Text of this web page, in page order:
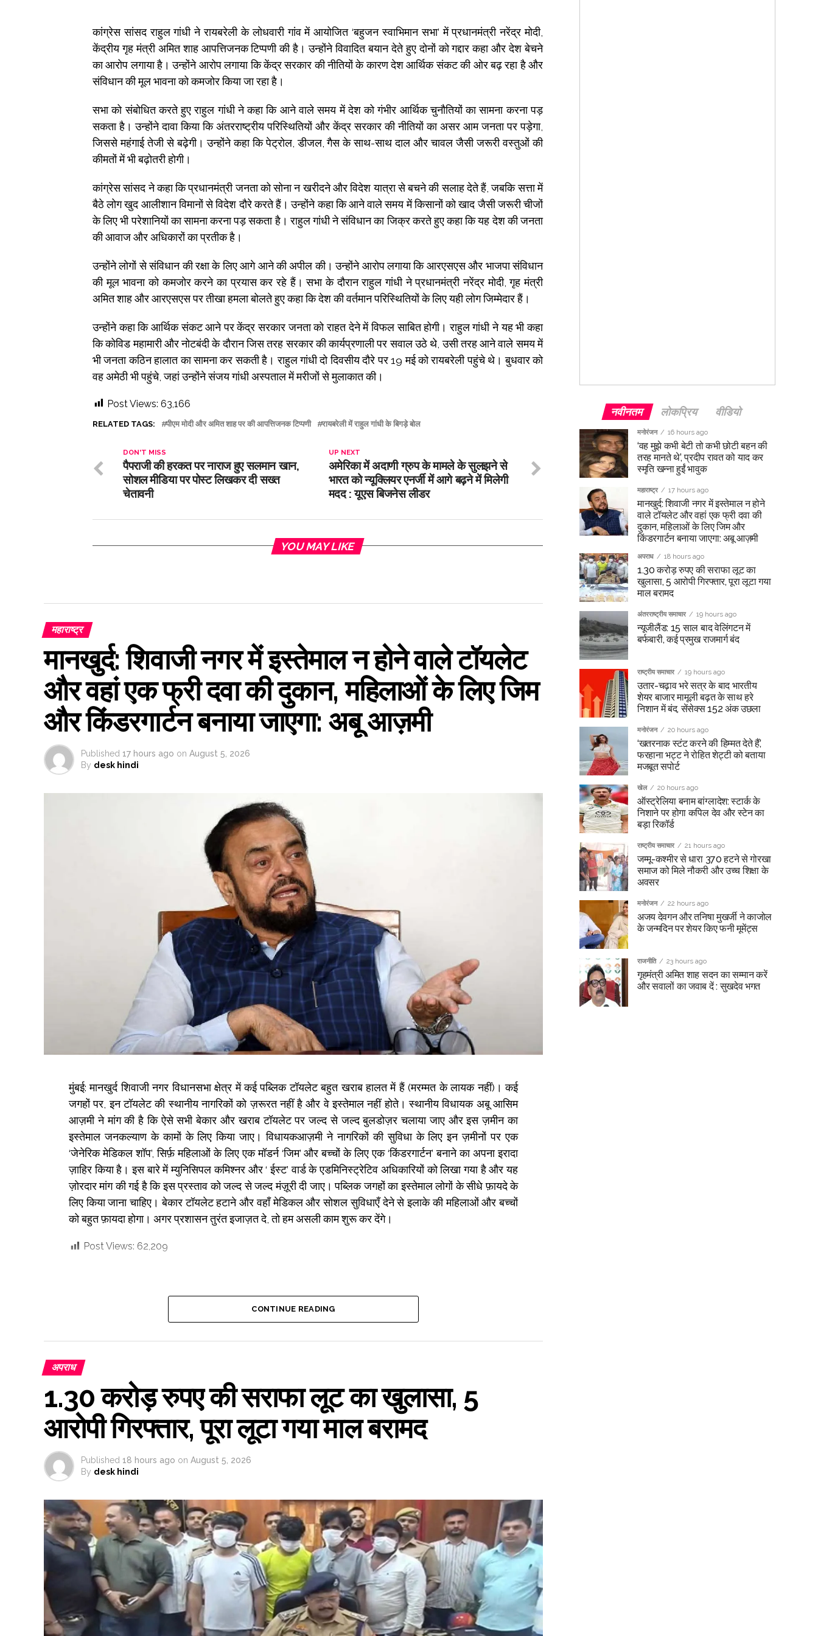
कांग्रेस सांसद राहुल गांधी ने रायबरेली के लोधवारी गांव में आयोजित ‘बहुजन स्वाभिमान सभा’ में प्रधानमंत्री नरेंद्र मोदी,
केंद्रीय गृह मंत्री अमित शाह आपत्तिजनक टिप्पणी की है। उन्होंने विवादित बयान देते हुए दोनों को गद्दार कहा और देश बेचने
का आरोप लगाया है। उन्होंने आरोप लगाया कि केंद्र सरकार की नीतियों के कारण देश आर्थिक संकट की ओर बढ़ रहा है और
संविधान की मूल भावना को कमजोर किया जा रहा है।
सभा को संबोधित करते हुए राहुल गांधी ने कहा कि आने वाले समय में देश को गंभीर आर्थिक चुनौतियों का सामना करना पड़
सकता है। उन्होंने दावा किया कि अंतरराष्ट्रीय परिस्थितियों और केंद्र सरकार की नीतियों का असर आम जनता पर पड़ेगा,
जिससे महंगाई तेजी से बढ़ेगी। उन्होंने कहा कि पेट्रोल, डीजल, गैस के साथ-साथ दाल और चावल जैसी जरूरी वस्तुओं की
कीमतों में भी बढ़ोतरी होगी।
कांग्रेस सांसद ने कहा कि प्रधानमंत्री जनता को सोना न खरीदने और विदेश यात्रा से बचने की सलाह देते हैं, जबकि सत्ता में
बैठे लोग खुद आलीशान विमानों से विदेश दौरे करते हैं। उन्होंने कहा कि आने वाले समय में किसानों को खाद जैसी जरूरी चीजों
के लिए भी परेशानियों का सामना करना पड़ सकता है। राहुल गांधी ने संविधान का जिक्र करते हुए कहा कि यह देश की जनता
की आवाज और अधिकारों का प्रतीक है।
उन्होंने लोगों से संविधान की रक्षा के लिए आगे आने की अपील की। उन्होंने आरोप लगाया कि आरएसएस और भाजपा संविधान
की मूल भावना को कमजोर करने का प्रयास कर रहे हैं। सभा के दौरान राहुल गांधी ने प्रधानमंत्री नरेंद्र मोदी, गृह मंत्री
अमित शाह और आरएसएस पर तीखा हमला बोलते हुए कहा कि देश की वर्तमान परिस्थितियों के लिए यही लोग जिम्मेदार हैं।
उन्होंने कहा कि आर्थिक संकट आने पर केंद्र सरकार जनता को राहत देने में विफल साबित होगी। राहुल गांधी ने यह भी कहा
कि कोविड महामारी और नोटबंदी के दौरान जिस तरह सरकार की कार्यप्रणाली पर सवाल उठे थे, उसी तरह आने वाले समय में
भी जनता कठिन हालात का सामना कर सकती है। राहुल गांधी दो दिवसीय दौरे पर 19 मई को रायबरेली पहुंचे थे। बुधवार को
वह अमेठी भी पहुंचे, जहां उन्होंने संजय गांधी अस्पताल में मरीजों से मुलाकात की।
Post Views: 63,166
RELATED TAGS: पीएम मोदी और अमित शाह पर की आपत्तिजनक टिप्पणी रायबरेली में राहुल गांधी के बिगड़े बोल
UP NEXT
अमेरिका में अदाणी ग्रुप के मामले के सुलझने से
भारत को न्यूक्लियर एनर्जी में आगे बढ़ने में मिलेगी
मदद : यूएस बिजनेस लीडर
DON'T MISS
पैपराजी की हरकत पर नाराज हुए सलमान खान,
सोशल मीडिया पर पोस्ट लिखकर दी सख्त
चेतावनी
YOU MAY LIKE
महाराष्ट्र
मानखुर्द: शिवाजी नगर में इस्तेमाल न होने वाले टॉयलेट
और वहां एक फ्री दवा की दुकान, महिलाओं के लिए जिम
और किंडरगार्टन बनाया जाएगा: अबू आज़मी
Published 17 hours ago on August 5, 2026
By desk hindi
मुंबई: मानखुर्द शिवाजी नगर विधानसभा क्षेत्र में कई पब्लिक टॉयलेट बहुत खराब हालत में हैं (मरम्मत के लायक नहीं)। कई
जगहों पर, इन टॉयलेट की स्थानीय नागरिकों को ज़रूरत नहीं है और वे इस्तेमाल नहीं होते। स्थानीय विधायक अबू आसिम
आज़मी ने मांग की है कि ऐसे सभी बेकार और खराब टॉयलेट पर जल्द से जल्द बुलडोज़र चलाया जाए और इस ज़मीन का
इस्तेमाल जनकल्याण के कामों के लिए किया जाए। विधायकआज़मी ने नागरिकों की सुविधा के लिए इन ज़मीनों पर एक
‘जेनेरिक मेडिकल शॉप’, सिर्फ़ महिलाओं के लिए एक मॉडर्न ‘जिम’ और बच्चों के लिए एक ‘किंडरगार्टन’ बनाने का अपना इरादा
ज़ाहिर किया है। इस बारे में म्युनिसिपल कमिश्नर और ‘ ईस्ट’ वार्ड के एडमिनिस्ट्रेटिव अधिकारियों को लिखा गया है और यह
ज़ोरदार मांग की गई है कि इस प्रस्ताव को जल्द से जल्द मंज़ूरी दी जाए। पब्लिक जगहों का इस्तेमाल लोगों के सीधे फ़ायदे के
लिए किया जाना चाहिए। बेकार टॉयलेट हटाने और वहाँ मेडिकल और सोशल सुविधाएँ देने से इलाके की महिलाओं और बच्चों
को बहुत फ़ायदा होगा। अगर प्रशासन तुरंत इजाज़त दे, तो हम असली काम शुरू कर देंगे।
Post Views: 62,209
CONTINUE READING
अपराध
1.30 करोड़ रुपए की सराफा लूट का खुलासा, 5
आरोपी गिरफ्तार, पूरा लूटा गया माल बरामद
Published 18 hours ago on August 5, 2026
By desk hindi
नवीनतम लोकप्रिय वीडियो
मनोरंजन 16 hours ago
‘वह मुझे कभी बेटी तो कभी छोटी बहन की
तरह मानते थे’, प्रदीप रावत को याद कर
स्मृति खन्ना हुईं भावुक
महाराष्ट्र 17 hours ago
मानखुर्द: शिवाजी नगर में इस्तेमाल न होने
वाले टॉयलेट और वहां एक फ्री दवा की
दुकान, महिलाओं के लिए जिम और
किंडरगार्टन बनाया जाएगा: अबू आज़मी
अपराध 18 hours ago
1.30 करोड़ रुपए की सराफा लूट का
खुलासा, 5 आरोपी गिरफ्तार, पूरा लूटा गया
माल बरामद
अंतरराष्ट्रीय समाचार 19 hours ago
न्यूजीलैंड: 15 साल बाद वेलिंगटन में
बर्फबारी, कई प्रमुख राजमार्ग बंद
राष्ट्रीय समाचार 19 hours ago
उतार-चढ़ाव भरे सत्र के बाद भारतीय
शेयर बाजार मामूली बढ़त के साथ हरे
निशान में बंद, सेंसेक्स 152 अंक उछला
मनोरंजन 20 hours ago
‘खतरनाक स्टंट करने की हिम्मत देते हैं’,
फरहाना भट्ट ने रोहित शेट्टी को बताया
मजबूत सपोर्ट
खेल 20 hours ago
ऑस्ट्रेलिया बनाम बांग्लादेश: स्टार्क के
निशाने पर होगा कपिल देव और स्टेन का
बड़ा रिकॉर्ड
राष्ट्रीय समाचार 21 hours ago
जम्मू-कश्मीर से धारा 370 हटने से गोरखा
समाज को मिले नौकरी और उच्च शिक्षा के
अवसर
मनोरंजन 22 hours ago
अजय देवगन और तनिषा मुखर्जी ने काजोल
के जन्मदिन पर शेयर किए फनी मूमेंट्स
राजनीति 23 hours ago
गृहमंत्री अमित शाह सदन का सम्मान करें
और सवालों का जवाब दें : सुखदेव भगत